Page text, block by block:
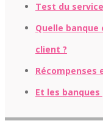
Test du
Quelle
client ?
Récompenses
Et les banques